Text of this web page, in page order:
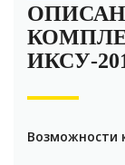
ИКСУ-
Возможности